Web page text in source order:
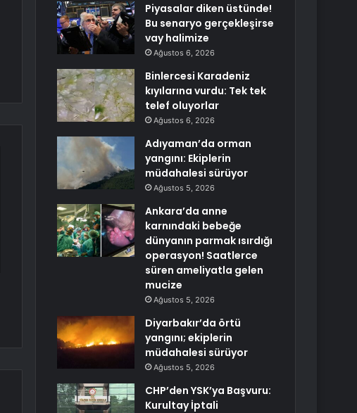
Piyasalar diken üstünde!
Bu senaryo gerçekleşirse
vay halimize
Ağustos 6, 2026
Binlercesi Karadeniz
kıyılarına vurdu: Tek tek
telef oluyorlar
Ağustos 6, 2026
Adıyaman’da orman
yangını: Ekiplerin
müdahalesi sürüyor
Ağustos 5, 2026
Ankara’da anne
karnındaki bebeğe
dünyanın parmak ısırdığı
operasyon! Saatlerce
süren ameliyatla gelen
mucize
Ağustos 5, 2026
Diyarbakır’da örtü
yangını; ekiplerin
müdahalesi sürüyor
Ağustos 5, 2026
CHP’den YSK’ya Başvuru:
Kurultay İptali